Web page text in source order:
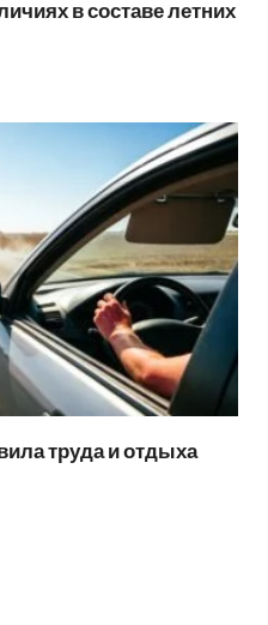
в составе летних
труда и отдыха